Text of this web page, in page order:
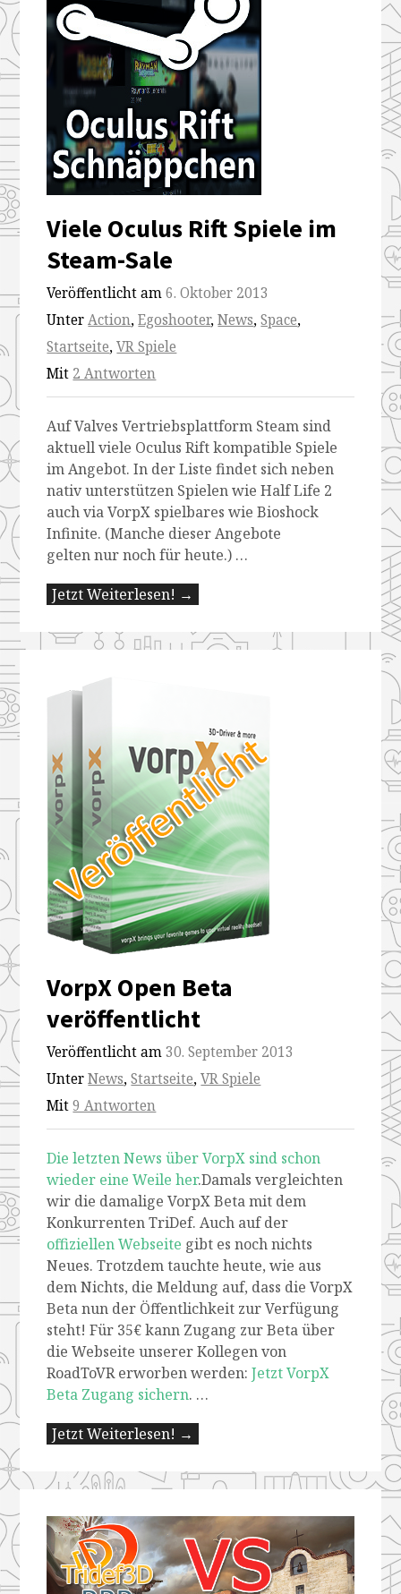
Viele Oculus Rift Spiele im
Steam-Sale
Veröffentlicht am6. Oktober 2013
UnterAction,Egoshooter,News,Space,
Startseite,VR Spiele
Mit 2 Antworten
Auf Valves Vertriebsplattform Steam sind
aktuell viele Oculus Rift kompatible Spiele
im Angebot. In der Liste findet sich neben
nativ unterstützen Spielen wie Half Life 2
auch via VorpX spielbares wie Bioshock
Infinite. (Manche dieser Angebote
gelten nur noch für heute.) …
Jetzt Weiterlesen! →
VorpX Open Beta
veröffentlicht
Veröffentlicht am30. September 2013
UnterNews,Startseite,VR Spiele
Mit9 Antworten
Die letzten News über VorpX sind schon
wieder eine Weile her.Damals vergleichten
wir die damalige VorpX Beta mit dem
Konkurrenten TriDef. Auch auf der
offiziellen Webseite gibt es noch nichts
Neues. Trotzdem tauchte heute, wie aus
dem Nichts, die Meldung auf, dass die VorpX
Beta nun der Öffentlichkeit zur Verfügung
steht! Für 35€ kann Zugang zur Beta über
die Webseite unserer Kollegen von
RoadToVR erworben werden:Jetzt VorpX
Beta Zugang sichern. …
Jetzt Weiterlesen! →